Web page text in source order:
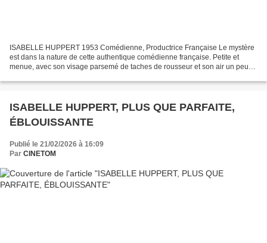
ISABELLE HUPPERT 1953 Comédienne, Productrice Française Le mystère
est dans la nature de cette authentique comédienne française. Petite et
menue, avec son visage parsemé de taches de rousseur et son air un peu
ISABELLE HUPPERT, PLUS QUE PARFAITE,
ÉBLOUISSANTE
Publié le 21/02/2026 à 16:09
Par CINETOM